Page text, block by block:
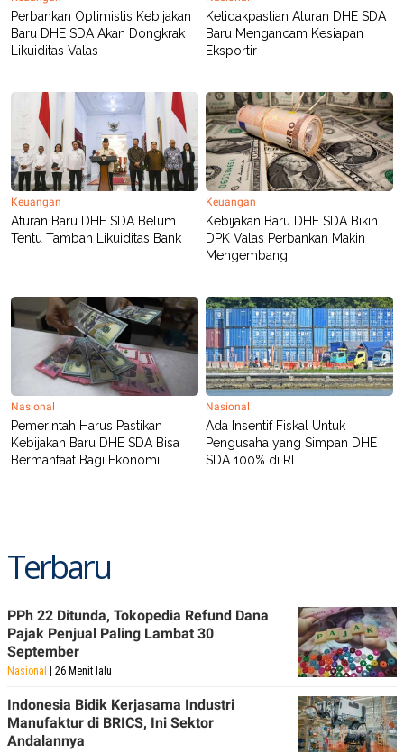
Perbankan Optimistis Kebijakan
Baru DHE SDA Akan Dongkrak
Likuiditas Valas
Ketidakpastian Aturan DHE SDA
Baru Mengancam Kesiapan
Eksportir
Keuangan
Aturan Baru DHE SDA Belum
Tentu Tambah Likuiditas Bank
Keuangan
Kebijakan Baru DHE SDA Bikin
DPK Valas Perbankan Makin
Mengembang
Nasional
Pemerintah Harus Pastikan
Kebijakan Baru DHE SDA Bisa
Bermanfaat Bagi Ekonomi
Nasional
Ada Insentif Fiskal Untuk
Pengusaha yang Simpan DHE
SDA 100% di RI
Terbaru
PPh 22 Ditunda, Tokopedia Refund Dana
Pajak Penjual Paling Lambat 30
September
Nasional | 26 Menit lalu
Indonesia Bidik Kerjasama Industri
Manufaktur di BRICS, Ini Sektor
Andalannya